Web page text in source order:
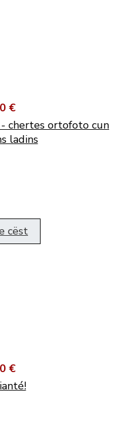
€
chertes ortofoto cun
ladins
cëst
€